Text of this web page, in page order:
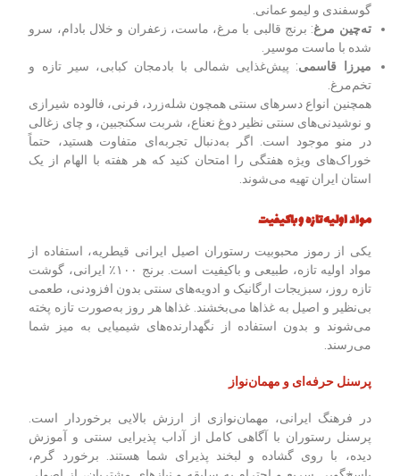
گوسفندی و لیمو عمانی.
ته‌چین مرغ: برنج قالبی با مرغ، ماست، زعفران و خلال بادام، سرو
شده با ماست موسیر.
میرزا قاسمی: پیش‌غذایی شمالی با بادمجان کبابی، سیر تازه و
تخم‌مرغ.
همچنین انواع دسرهای سنتی همچون شله‌زرد، فرنی، فالوده شیرازی
و نوشیدنی‌های سنتی نظیر دوغ نعناع، شربت سکنجبین، و چای زغالی
در منو موجود است. اگر به‌دنبال تجربه‌ای متفاوت هستید، حتماً
خوراک‌های ویژه هفتگی را امتحان کنید که هر هفته با الهام از یک
استان ایران تهیه می‌شوند.
مواد اولیه تازه و باکیفیت
یکی از رموز محبوبیت رستوران اصیل ایرانی قیطریه، استفاده از
مواد اولیه تازه، طبیعی و باکیفیت است. برنج ۱۰۰٪ ایرانی، گوشت
تازه روز، سبزیجات ارگانیک و ادویه‌های سنتی بدون افزودنی، طعمی
بی‌نظیر و اصیل به غذاها می‌بخشند. غذاها هر روز به‌صورت تازه پخته
می‌شوند و بدون استفاده از نگهدارنده‌های شیمیایی به میز شما
می‌رسند.
پرسنل حرفه‌ای و مهمان‌نواز
در فرهنگ ایرانی، مهمان‌نوازی از ارزش بالایی برخوردار است.
پرسنل رستوران با آگاهی کامل از آداب پذیرایی سنتی و آموزش‌
دیده، با روی گشاده و لبخند پذیرای شما هستند. برخورد گرم،